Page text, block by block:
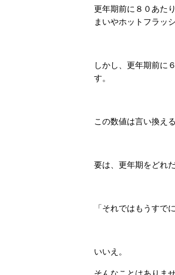
更年期前に８０あた
まいやホットフラッ
しかし、更年期前に
す。
この数値は言い換え
要は、更年期をどれ
「それではもうすで
いいえ。